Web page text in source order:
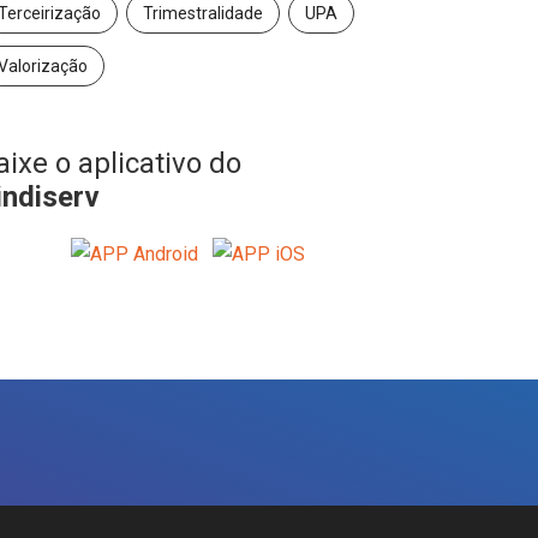
Trimestralidade UPA
o aplicativo do